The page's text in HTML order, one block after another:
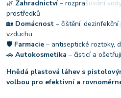
🌿 Zahradnictví– rozprašování
prostředků
🏡 Domácnost – čištění,
vzduchu
🛡 Farmacie – antiseptické roztoky,
🚗Autokosmetika – čisticí a
Hnědá plastová láhev s
volbou pro efektivní a